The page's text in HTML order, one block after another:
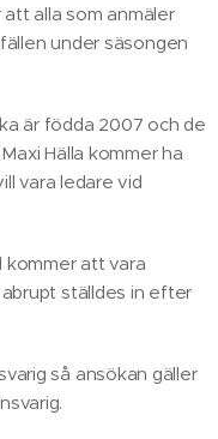
alla som anmäler
under säsongen
är födda 2007 och de
Hälla kommer ha
vara ledare vid
kommer att vara
ställdes in efter
så ansökan gäller